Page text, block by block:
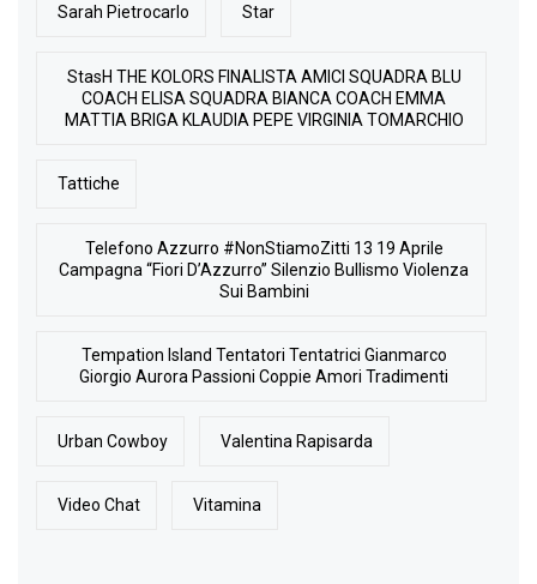
Sarah Pietrocarlo Star
StasH THE KOLORS FINALISTA AMICI SQUADRA BLU
COACH ELISA SQUADRA BIANCA COACH EMMA
MATTIA BRIGA KLAUDIA PEPE VIRGINIA TOMARCHIO
Tattiche
Telefono Azzurro #NonStiamoZitti 13 19 Aprile
Campagna “Fiori D’Azzurro” Silenzio Bullismo Violenza
Sui Bambini
Tempation Island Tentatori Tentatrici Gianmarco
Giorgio Aurora Passioni Coppie Amori Tradimenti
Urban Cowboy Valentina Rapisarda
Video Chat Vitamina